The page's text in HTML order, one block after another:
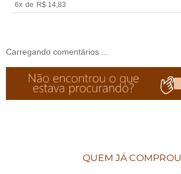
6x de R$ 14,83
Carregando comentários ...
QUEM JÁ COMPROU